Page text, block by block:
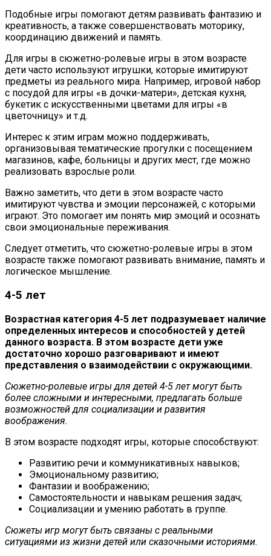
Подобные игры помогают детям развивать фантазию и
креативность, а также совершенствовать моторику,
координацию движений и память.
Для игры в сюжетно-ролевые игры в этом возрасте
дети часто используют игрушки, которые имитируют
предметы из реального мира. Например, игровой набор
с посудой для игры «в дочки-матери», детская кухня,
букетик с искусственными цветами для игры «в
цветочницу» и т.д.
Интерес к этим играм можно поддерживать,
организовывая тематические прогулки с посещением
магазинов, кафе, больницы и других мест, где можно
реализовать взрослые роли.
Важно заметить, что дети в этом возрасте часто
имитируют чувства и эмоции персонажей, с которыми
играют. Это помогает им понять мир эмоций и осознать
свои эмоциональные переживания.
Следует отметить, что сюжетно-ролевые игры в этом
возрасте также помогают развивать внимание, память и
логическое мышление.
4-5 лет
Возрастная категория 4-5 лет подразумевает наличие
определенных интересов и способностей у детей
данного возраста. В этом возрасте дети уже
достаточно хорошо разговаривают и имеют
представления о взаимодействии с окружающими.
Сюжетно-ролевые игры для детей 4-5 лет могут быть
более сложными и интересными, предлагать больше
возможностей для социализации и развития
воображения.
В этом возрасте подходят игры, которые способствуют:
Развитию речи и коммуникативных навыков;
Эмоциональному развитию;
Фантазии и воображению;
Самостоятельности и навыкам решения задач;
Социализации и умению работать в группе.
Сюжеты игр могут быть связаны с реальными
ситуациями из жизни детей или сказочными историями.